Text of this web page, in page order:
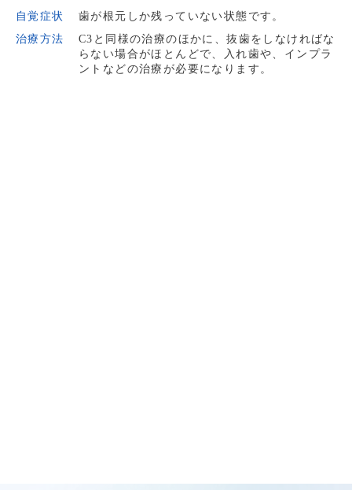
自覚症状
歯が根元しか残っていない状態です。
治療方法
C3と同様の治療のほかに、抜歯をしなければな
らない場合がほとんどで、入れ歯や、インプラ
ントなどの治療が必要になります。